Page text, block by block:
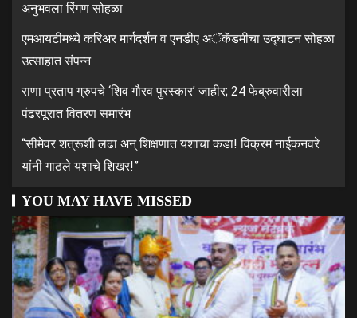
अनुभवला रिंगण सोहळा
एमआयटीमध्ये करिअर मार्गदर्शन व एनडीए अॅकॅडमीचा उद्घाटन सोहळा
उत्साहात संपन्न
राणा प्रताप ग्रुपचे ‘शिव गौरव पुरस्कार’ जाहीर; 24 फेब्रुवारीला
पंढरपूरात वितरण समारंभ
“सीमेवर शत्रूशी लढा अन् शिक्षणात यशाचा कडा! विक्रम नाईकनवरे
यांनी गाठले यशाचे शिखर!”
YOU MAY HAVE MISSED